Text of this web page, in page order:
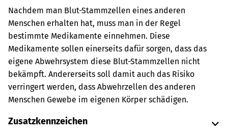
Nachdem man Blut-Stammzellen eines anderen
Menschen erhalten hat, muss man in der Regel
bestimmte Medikamente einnehmen. Diese
Medikamente sollen einerseits dafür sorgen, dass das
eigene Abwehrsystem diese Blut-Stammzellen nicht
bekämpft. Andererseits soll damit auch das Risiko
verringert werden, dass Abwehrzellen des anderen
Menschen Gewebe im eigenen Körper schädigen.
Zusatzkennzeichen